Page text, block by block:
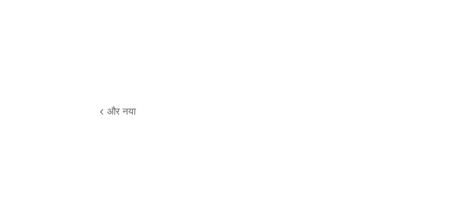
और नया